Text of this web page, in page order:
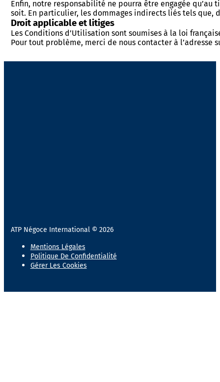
Enfin, notre responsabilité ne pourra être engagée
soit. En particulier, les dommages indirects liés tels que,
Droit applicable et litiges
Les Conditions d’Utilisation sont soumises à la loi
Pour tout problème, merci de nous contacter à l’adresse
ATP Négoce International © 2026
Mentions Légales
Politique De Confidentialité
Gérer Les Cookies